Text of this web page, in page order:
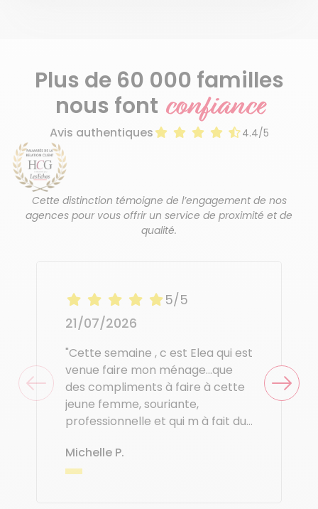
Plus de 60 000 familles
nous font confiance
Avis authentiques 4.4/5
Cette distinction témoigne de l’engagement de nos
agences pour vous offrir un service de proximité et de
qualité.
5/5
21/07/2026
"Cette semaine , c est Elea qui est
venue faire mon ménage...que
des compliments à faire à cette
jeune femme, souriante,
professionnelle et qui m à fait du
Michelle pierrefeu."
Michelle P.